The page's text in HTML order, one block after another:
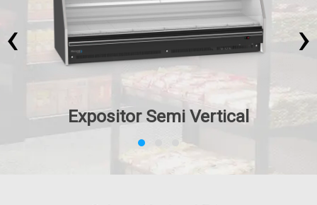
Expositor Semi Vertical
‹ ›